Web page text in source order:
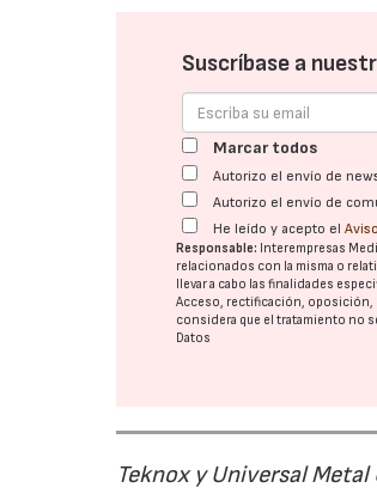
Suscríbase a
Marcar todos
Autorizo el envío de
Autorizo el envío de
He leído y acepto el
Responsable: Interempresas
relacionados con la misma o
llevar a cabo las finalidades
Acceso, rectificación, oposición,
considera que el tratamiento no
Datos
Teknox y Universal